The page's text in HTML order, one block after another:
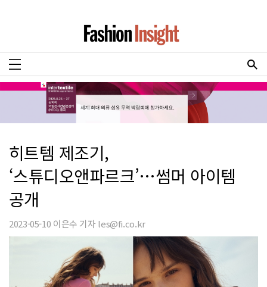
히트템 제조기,
‘스튜디오앤파르크’…썸머 아이템
공개
2023-05-10 이은수 기자 les@fi.co.kr